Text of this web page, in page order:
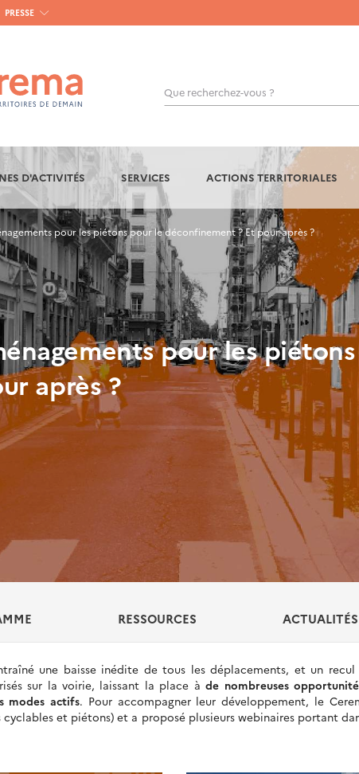
PRESSE
Que recherchez-vous ?
OK
D'ACTIVITÉS SERVICES ACTIONS TERRITORIALES
pour les piétons pour le déconfinement ? Et pour après ?
pour les
après ?
RESSOURCES ACTUALITÉS
une baisse inédite de tous les déplacements, et un recul
sur la voirie, laissant la place àde nombreuses
modes actifs. Pour accompagner leur développement, le
et piétons) et a proposé plusieurs webinaires portant